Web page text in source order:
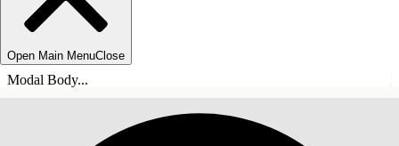
Open Main MenuClose
Modal Body...